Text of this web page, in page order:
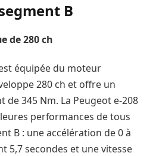
B
de 280 ch
équipée du moteur
280 ch et offre un
345 Nm. La Peugeot e-208
performances de tous
B : une accélération de 0 à
5,7 secondes et une vitesse